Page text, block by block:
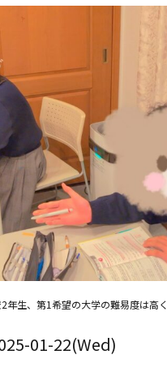
年生、第1希望の大学の難易度は高く
01-22(Wed)